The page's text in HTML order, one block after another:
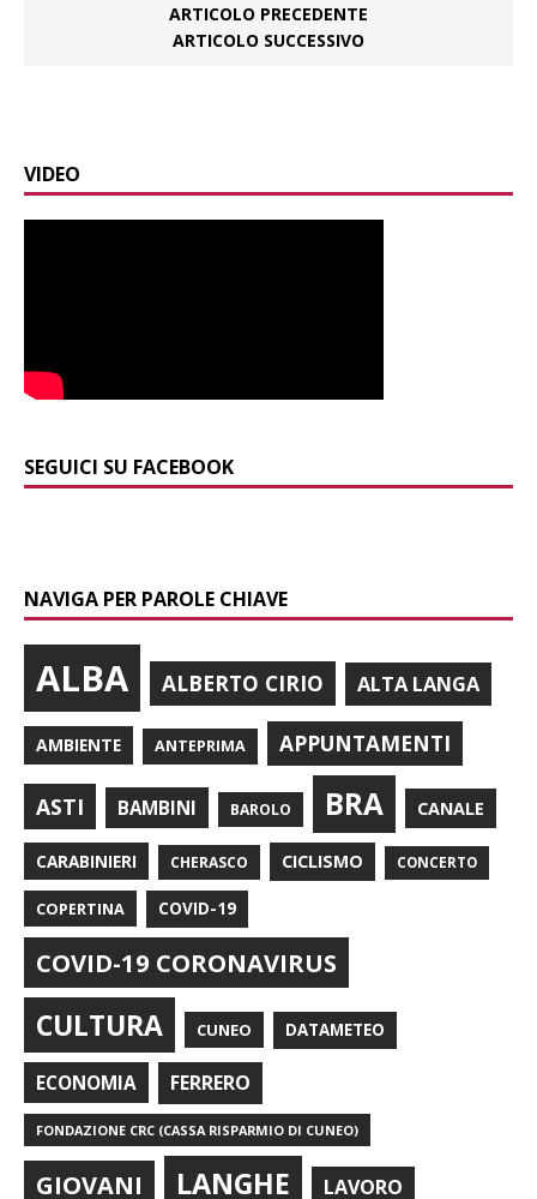
ARTICOLO PRECEDENTE
ARTICOLO SUCCESSIVO
VIDEO
SEGUICI SU FACEBOOK
NAVIGA PER PAROLE CHIAVE
ALBA ALBERTO CIRIO ALTA LANGA
AMBIENTE ANTEPRIMA APPUNTAMENTI
ASTI BAMBINI BAROLO BRA CANALE
CARABINIERI CHERASCO CICLISMO CONCERTO
COPERTINA COVID-19
COVID-19 CORONAVIRUS
CULTURA CUNEO DATAMETEO
ECONOMIA FERRERO
FONDAZIONE CRC (CASSA RISPARMIO DI CUNEO)
GIOVANI LANGHE LAVORO